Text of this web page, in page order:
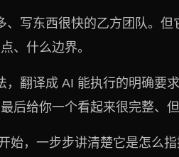
写东西很快的乙方团队。
、什么边界。
翻译成 AI 能执行的明确要
后给你一个看起来很完整、
始，一步步讲清楚它是怎么